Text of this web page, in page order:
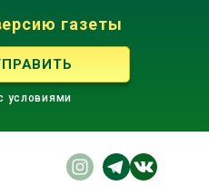
газеты
условиями